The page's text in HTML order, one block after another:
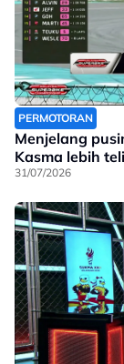
PERMOTORAN
Menjelang
Kasma lebih
31/07/2026